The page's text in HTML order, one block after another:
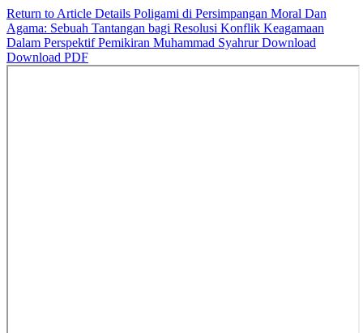
Return to Article Details Poligami di Persimpangan Moral Dan
Agama: Sebuah Tantangan bagi Resolusi Konflik Keagamaan
Dalam Perspektif Pemikiran Muhammad SyahrurDownload
Download PDF